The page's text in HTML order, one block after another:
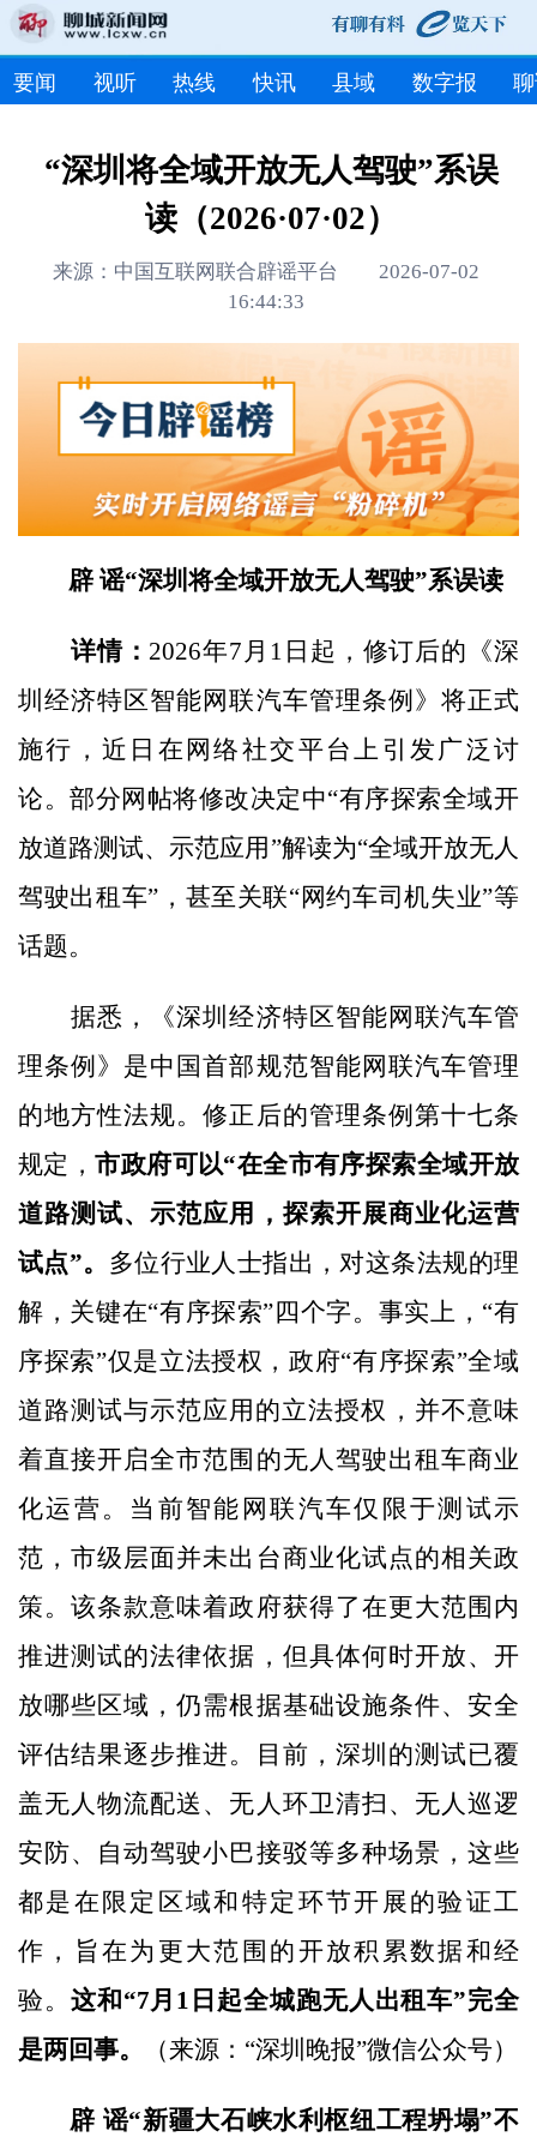
要闻 视听 热线 快讯 县域 数字报
“深圳将全域开放无人驾驶”系误
读（2026·07·02）
来源：中国互联网联合辟谣平台 2026-07-02
16:44:33
辟 谣“深圳将全域开放无人驾驶”系误读
详情： 2026年7月1日起，修订后的《深
圳经济特区智能网联汽车管理条例》将正式
施行，近日在网络社交平台上引发广泛讨
论。部分网帖将修改决定中“有序探索全域开
放道路测试、示范应用”解读为“全域开放无人
驾驶出租车”，甚至关联“网约车司机失业”等
话题。
据悉，《深圳经济特区智能网联汽车管
理条例》是中国首部规范智能网联汽车管理
的地方性法规。修正后的管理条例第十七条
规定，市政府可以“在全市有序探索全域开放
道路测试、示范应用，探索开展商业化运营
试点”。 多位行业人士指出，对这条法规的理
解，关键在“有序探索”四个字。事实上，“有
序探索”仅是立法授权，政府“‌有序探索‌”全域
道路测试与示范应用的‌立法授权‌，并不意味
着直接开启全市范围的无人驾驶出租车商业
化运营。当前智能网联汽车仅限于测试示
范，市级层面并未出台商业化试点的相关政
策。该条款意味着政府获得了在更大范围内
推进测试的法律依据，但具体何时开放、开
放哪些区域，仍需根据基础设施条件、安全
评估结果逐步推进。目前，深圳的测试已覆
盖无人物流配送、无人环卫清扫、无人巡逻
安防、自动驾驶小巴接驳等多种场景，这些
都是在限定区域和特定环节开展的验证工
作，旨在为更大范围的开放积累数据和经
验。 这和“7月1日起全城跑无人出租车”完全
是两回事。
（来源：“深圳晚报”微信公众号）
辟 谣“新疆大石峡水利枢纽工程坍塌”不